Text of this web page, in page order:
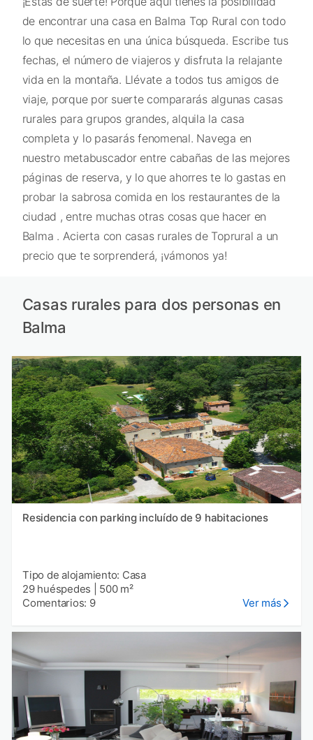
de encontrar una casa en Balma Top Rural con todo
lo que necesitas en una única búsqueda. Escribe tus
fechas, el número de viajeros y disfruta la relajante
vida en la montaña. Llévate a todos tus amigos de
viaje, porque por suerte compararás algunas casas
rurales para grupos grandes, alquila la casa
completa y lo pasarás fenomenal. Navega en
nuestro metabuscador entre cabañas de las mejores
páginas de reserva, y lo que ahorres te lo gastas en
probar la sabrosa comida en los restaurantes de la
ciudad , entre muchas otras cosas que hacer en
Balma . Acierta con casas rurales de Toprural a un
precio que te sorprenderá, ¡vámonos ya!
Casas rurales para dos personas en
Balma
Residencia con parking incluído de 9 habitaciones
Tipo de alojamiento: Casa
29 huéspedes
500 m²
Comentarios: 9
Ver más